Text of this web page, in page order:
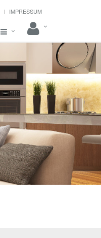
IMPRESSUM